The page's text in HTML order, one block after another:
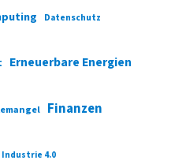
Datenschutz
Erneuerbare Energien
Finanzen
Industrie 4.0